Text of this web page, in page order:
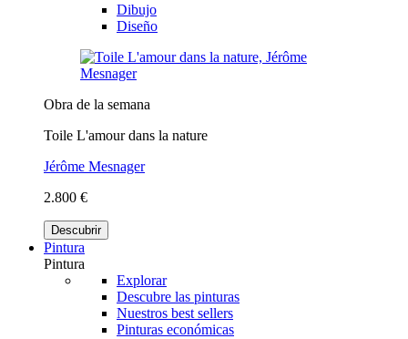
Dibujo
Diseño
Obra de la semana
Toile L'amour dans la nature
Jérôme Mesnager
2.800 €
Descubrir
Pintura
Pintura
Explorar
Descubre las pinturas
Nuestros best sellers
Pinturas económicas